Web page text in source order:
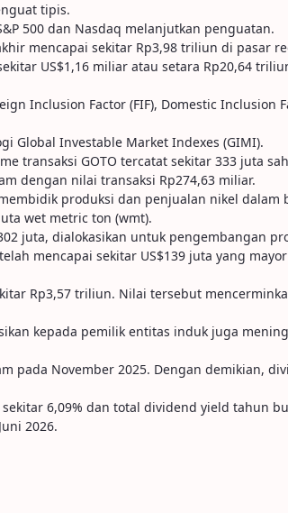
tipis.
500 dan Nasdaq melanjutkan penguatan.
mencapai sekitar Rp3,98 triliun di pasar
US$1,16 miliar atau setara Rp20,64
Inclusion Factor (FIF), Domestic Inclusion
Global Investable Market Indexes (GIMI).
transaksi GOTO tercatat sekitar 333 juta
dengan nilai transaksi Rp274,63 miliar.
produksi dan penjualan nikel dalam
wet metric ton (wmt).
juta, dialokasikan untuk pengembangan
mencapai sekitar US$139 juta yang
Rp3,57 triliun. Nilai tersebut
kepada pemilik entitas induk juga
pada November 2025. Dengan demikian,
6,09% dan total dividend yield tahun
2026.